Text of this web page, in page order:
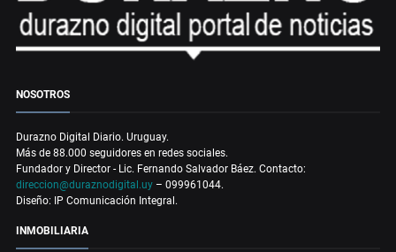
NOSOTROS
Durazno Digital Diario. Uruguay.
Más de 88.000 seguidores en redes sociales.
Fundador y Director - Lic. Fernando Salvador Báez. Contacto:
direccion@duraznodigital.uy – 099961044.
Diseño: IP Comunicación Integral.
INMOBILIARIA